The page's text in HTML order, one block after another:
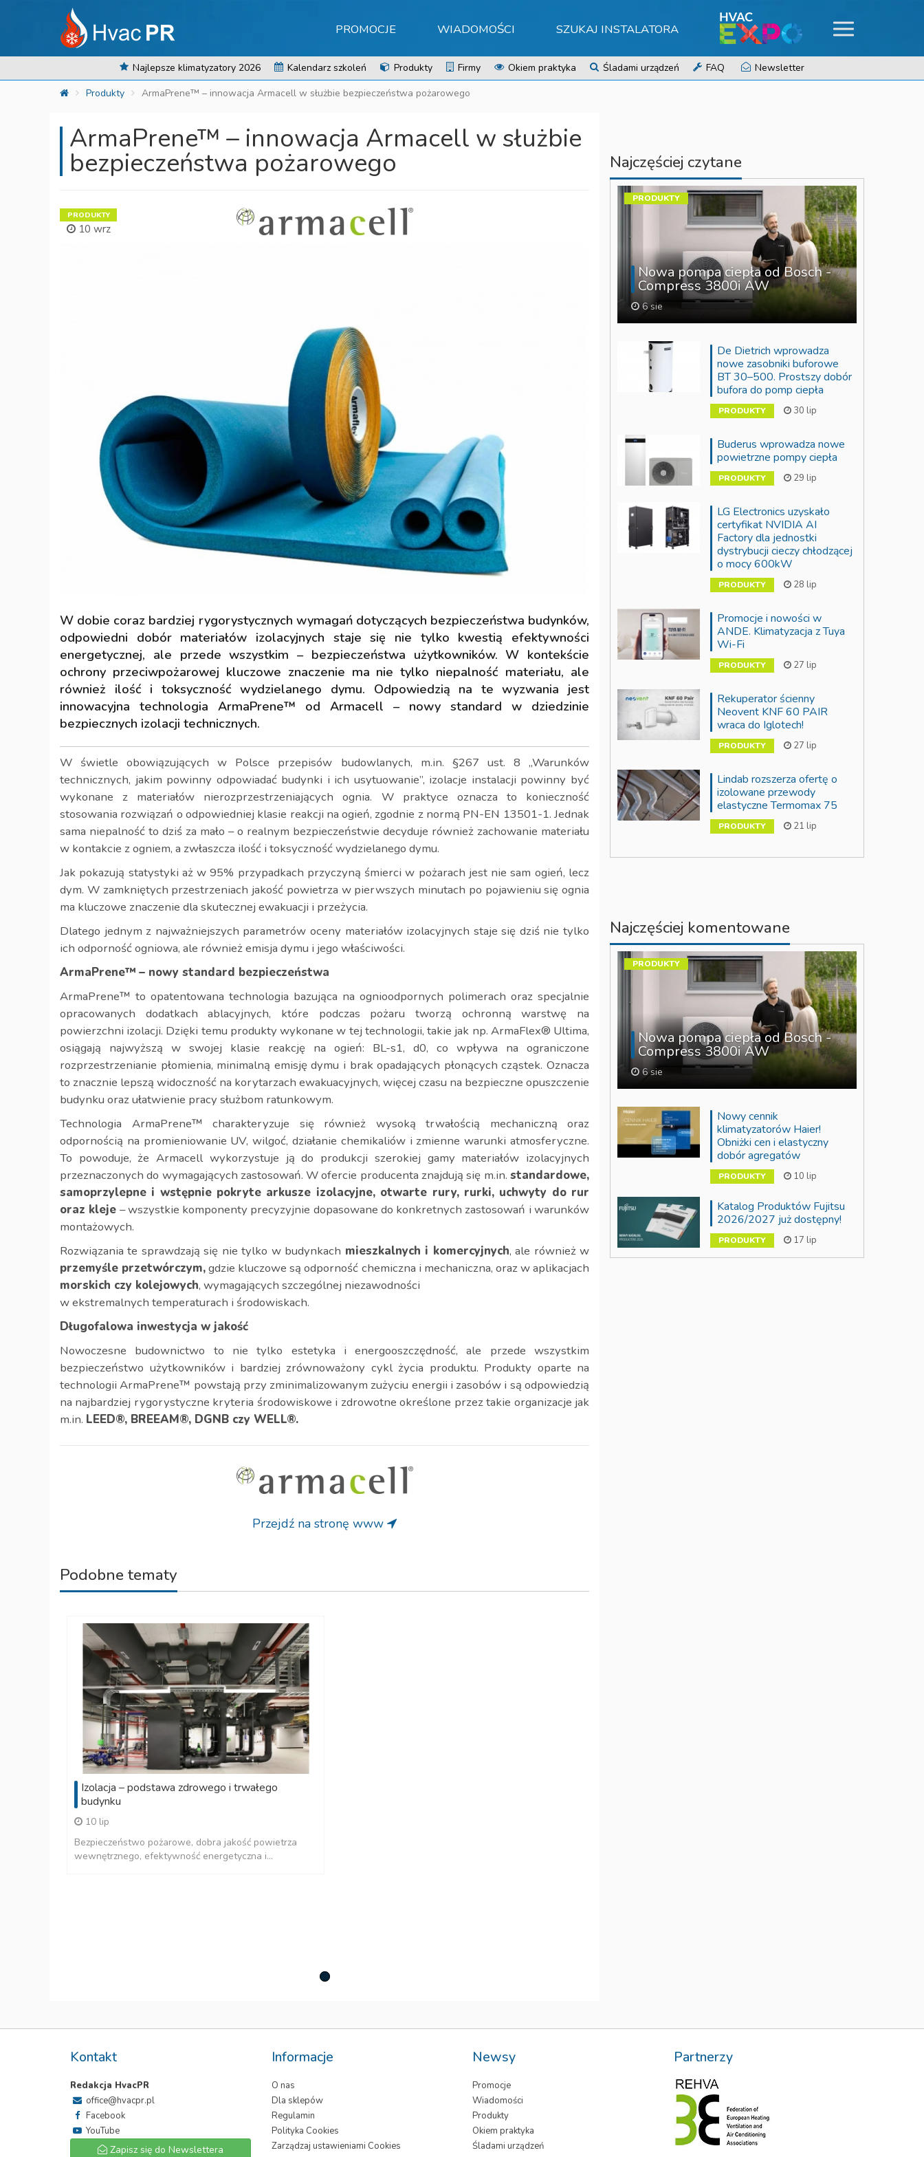
PROMOCJE WIADOMOŚCI SZUKAJ INSTALATORA
Najlepsze klimatyzatory 2026 Kalendarz szkoleń Produkty Firmy Okiem praktyka Śladami urządzeń FAQ
Newsletter
Produkty
ArmaPrene™ – innowacja Armacell w służbie bezpieczeństwa pożarowego
ArmaPrene™ – innowacja Armacell w służbie
bezpieczeństwa pożarowego
PRODUKTY
10 wrz
W dobie coraz bardziej rygorystycznych wymagań dotyczących bezpieczeństwa budynków,
odpowiedni dobór materiałów izolacyjnych staje się nie tylko kwestią efektywności
energetycznej, ale przede wszystkim – bezpieczeństwa użytkowników. W kontekście
ochrony przeciwpożarowej kluczowe znaczenie ma nie tylko niepalność materiału, ale
również ilość i toksyczność wydzielanego dymu. Odpowiedzią na te wyzwania jest
innowacyjna technologia ArmaPrene™ od Armacell – nowy standard w dziedzinie
bezpiecznych izolacji technicznych.
W świetle obowiązujących w Polsce przepisów budowlanych, m.in. §267 ust. 8 „Warunków
technicznych, jakim powinny odpowiadać budynki i ich usytuowanie”, izolacje instalacji powinny być
wykonane z materiałów nierozprzestrzeniających ognia. W praktyce oznacza to konieczność
stosowania rozwiązań o odpowiedniej klasie reakcji na ogień, zgodnie z normą PN-EN 13501-1. Jednak
sama niepalność to dziś za mało – o realnym bezpieczeństwie decyduje również zachowanie materiału
w kontakcie z ogniem, a zwłaszcza ilość i toksyczność wydzielanego dymu.
Jak pokazują statystyki aż w 95% przypadkach przyczyną śmierci w pożarach jest nie sam ogień, lecz
dym. W zamkniętych przestrzeniach jakość powietrza w pierwszych minutach po pojawieniu się ognia
ma kluczowe znaczenie dla skutecznej ewakuacji i przeżycia.
Dlatego jednym z najważniejszych parametrów oceny materiałów izolacyjnych staje się dziś nie tylko
ich odporność ogniowa, ale również emisja dymu i jego właściwości.
ArmaPrene™ – nowy standard bezpieczeństwa
ArmaPrene™ to opatentowana technologia bazująca na ognioodpornych polimerach oraz specjalnie
opracowanych dodatkach ablacyjnych, które podczas pożaru tworzą ochronną warstwę na
powierzchni izolacji. Dzięki temu produkty wykonane w tej technologii, takie jak np. ArmaFlex® Ultima,
osiągają najwyższą w swojej klasie reakcję na ogień: BL-s1, d0, co wpływa na ograniczone
rozprzestrzenianie płomienia, minimalną emisję dymu i brak opadających płonących cząstek. Oznacza
to znacznie lepszą widoczność na korytarzach ewakuacyjnych, więcej czasu na bezpieczne opuszczenie
budynku oraz ułatwienie pracy służbom ratunkowym.
Technologia ArmaPrene™ charakteryzuje się również wysoką trwałością mechaniczną oraz
odpornością na promieniowanie UV, wilgoć, działanie chemikaliów i zmienne warunki atmosferyczne.
To powoduje, że Armacell wykorzystuje ją do produkcji szerokiej gamy materiałów izolacyjnych
przeznaczonych do wymagających zastosowań. W ofercie producenta znajdują się m.in. standardowe,
samoprzylepne i wstępnie pokryte arkusze izolacyjne, otwarte rury, rurki, uchwyty do rur
oraz kleje – wszystkie komponenty precyzyjnie dopasowane do konkretnych zastosowań i warunków
montażowych.
Rozwiązania te sprawdzają się nie tylko w budynkach mieszkalnych i komercyjnych, ale również w
przemyśle przetwórczym,gdzie kluczowe są odporność chemiczna i mechaniczna, oraz w aplikacjach
morskich czy kolejowych, wymagających szczególnej niezawodności
w ekstremalnych temperaturach i środowiskach.
Długofalowa inwestycja w jakość
Nowoczesne budownictwo to nie tylko estetyka i energooszczędność, ale przede wszystkim
bezpieczeństwo użytkowników i bardziej zrównoważony cykl życia produktu. Produkty oparte na
technologii ArmaPrene™ powstają przy zminimalizowanym zużyciu energii i zasobów i są odpowiedzią
na najbardziej rygorystyczne kryteria środowiskowe i zdrowotne określone przez takie organizacje jak
m.in. LEED®, BREEAM®, DGNB czy WELL®.
Przejdź na stronę www
Podobne tematy
Izolacja – podstawa zdrowego i trwałego
budynku
10 lip
Bezpieczeństwo pożarowe, dobra jakość powietrza
wewnętrznego, efektywność energetyczna i...
Najczęściej czytane
Nowa pompa ciepła od Bosch -
Compress 3800i AW
6 sie
PRODUKTY
De Dietrich wprowadza
nowe zasobniki buforowe
BT 30–500. Prostszy dobór
bufora do pomp ciepła
PRODUKTY 30 lip
Buderus wprowadza nowe
powietrzne pompy ciepła
PRODUKTY 29 lip
LG Electronics uzyskało
certyfikat NVIDIA AI
Factory dla jednostki
dystrybucji cieczy chłodzącej
o mocy 600kW
PRODUKTY 28 lip
Promocje i nowości w
ANDE. Klimatyzacja z Tuya
Wi-Fi
PRODUKTY 27 lip
Rekuperator ścienny
Neovent KNF 60 PAIR
wraca do Iglotech!
PRODUKTY 27 lip
Lindab rozszerza ofertę o
izolowane przewody
elastyczne Termomax 75
PRODUKTY 21 lip
Najczęściej komentowane
Nowa pompa ciepła od Bosch -
Compress 3800i AW
6 sie
PRODUKTY
Nowy cennik
klimatyzatorów Haier!
Obniżki cen i elastyczny
dobór agregatów
PRODUKTY 10 lip
Katalog Produktów Fujitsu
2026/2027 już dostępny!
PRODUKTY 17 lip
Kontakt
Redakcja HvacPR
office@hvacpr.pl
Facebook
YouTube
Zapisz się do Newslettera
Informacje
O nas
Dla sklepów
Regulamin
Polityka Cookies
Zarządzaj ustawieniami Cookies
Newsy
Promocje
Wiadomości
Produkty
Okiem praktyka
Śladami urządzeń
Partnerzy